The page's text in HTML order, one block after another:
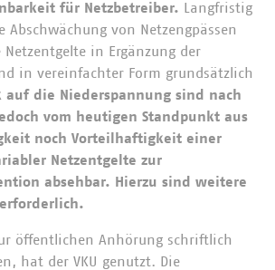
für Netzbetreiber. Langfristig
von Netzengpässen
in Ergänzung der
in vereinfachter Form grundsätzlich
auf die Niederspannung sind nach
vom heutigen Standpunkt aus
noch Vorteilhaftigkeit einer
Netzentgelte zur
absehbar. Hierzu sind weitere
öffentlichen Anhörung schriftlich
hat der VKU genutzt. Die